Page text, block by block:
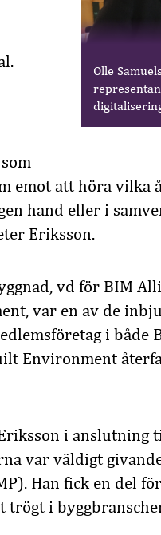
Olle
emot att höra vilka
hand eller i
Eriksson.
vd för BIM
var en av de
i både
Environment
i anslutning
var väldigt
Han fick en del
i